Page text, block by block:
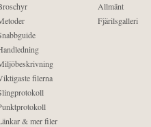
filerna
& mer filer
Allmänt
Fjärilsgalleri